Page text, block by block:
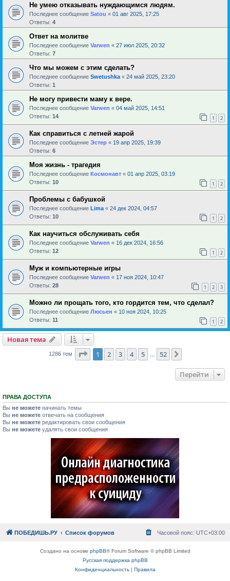
Не умею отказывать нуждающимся людям.
Последнее сообщение Satou « 01 авг 2025, 17:25
Ответы: 4
Ответ на молитве
Последнее сообщение Varwen « 27 июл 2025, 20:32
Ответы: 7
Что мы можем с этим сделать?
Последнее сообщение Swetushka « 24 май 2025, 23:20
Ответы: 1
Не могу привести маму к вере.
Последнее сообщение Varwen « 04 май 2025, 14:51
Ответы: 14 1 2
Как справиться с летней жарой
Последнее сообщение Эстер « 19 апр 2025, 19:39
Ответы: 6
Моя жизнь - трагедия
Последнее сообщение Космонавт « 01 апр 2025, 03:19
Ответы: 10 1 2
Проблемы с бабушкой
Последнее сообщение Lima « 24 дек 2024, 04:57
Ответы: 10 1 2
Как научиться обслуживать себя
Последнее сообщение Varwen « 16 дек 2024, 16:56
Ответы: 12 1 2
Муж и компьютерные игры
Последнее сообщение Varwen « 17 ноя 2024, 10:47
Ответы: 28 1 2 3
Можно ли прощать того, кто гордится тем, что сделал?
Последнее сообщение Люсьен « 10 ноя 2024, 10:25
Ответы: 11 1 2
Новая тема
1286 тем Страница из 52
1 2 3 4 5 52
Перейти
ПРАВА ДОСТУПА
Вы не можете начинать темы
Вы не можете отвечать на сообщения
Вы не можете редактировать свои сообщения
Вы не можете удалять свои сообщения
ПОБЕДИШЬ.РУ Список форумов Часовой пояс: UTC+03:00
Создано на основе phpBB® Forum Software © phpBB Limited
Русская поддержка phpBB
Конфиденциальность| Правила